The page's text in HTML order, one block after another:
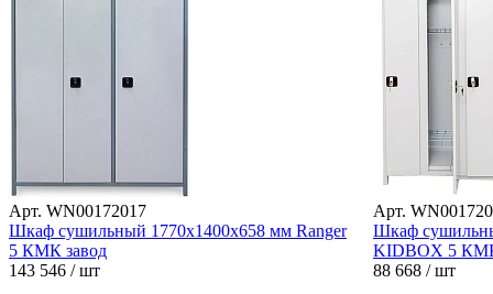
Арт. WN00172017
Шкаф сушильный 1770х1400х658 мм Ranger
5 КМК завод
143 546 / шт
Арт.
Шкаф
KIDBOX 5
88 668 / шт